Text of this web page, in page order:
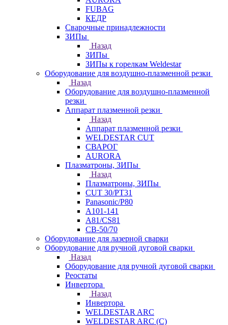
FUBAG
КЕДР
Сварочные принадлежности
ЗИПы
Назад
ЗИПы
ЗИПы к горелкам Weldestar
Оборудование для воздушно-плазменной резки
Назад
Оборудование для воздушно-плазменной
резки
Аппарат плазменной резки
Назад
Аппарат плазменной резки
WELDESTAR CUT
СВАРОГ
AURORA
Плазматроны, ЗИПы
Назад
Плазматроны, ЗИПы
CUT 30/PT31
Panasonic/P80
А101-141
А81/CS81
СВ-50/70
Оборудование для лазерной сварки
Оборудование для ручной дуговой сварки
Назад
Оборудование для ручной дуговой сварки
Реостаты
Инвертора
Назад
Инвертора
WELDESTAR ARC
WELDESTAR ARC (С)